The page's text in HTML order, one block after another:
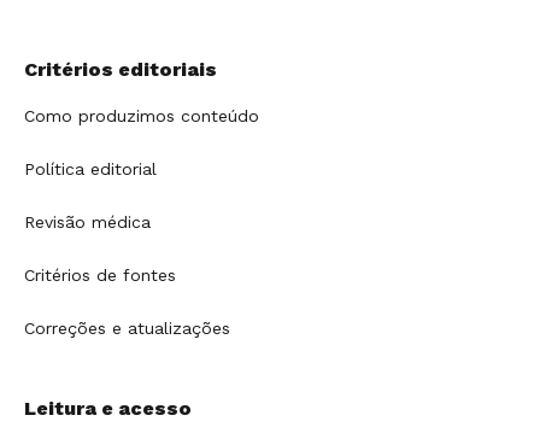
Critérios editoriais
Como produzimos conteúdo
Política editorial
Revisão médica
Critérios de fontes
Correções e atualizações
Leitura e acesso